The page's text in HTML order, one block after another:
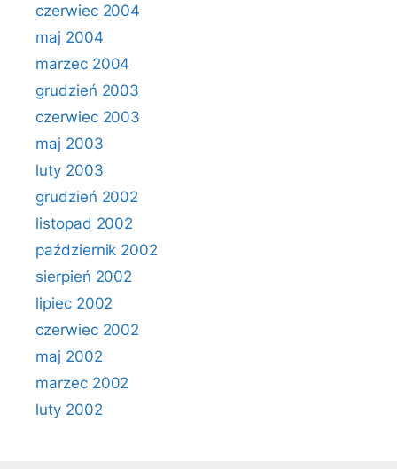
czerwiec 2004
maj 2004
marzec 2004
grudzień 2003
czerwiec 2003
maj 2003
luty 2003
grudzień 2002
listopad 2002
październik 2002
sierpień 2002
lipiec 2002
czerwiec 2002
maj 2002
marzec 2002
luty 2002